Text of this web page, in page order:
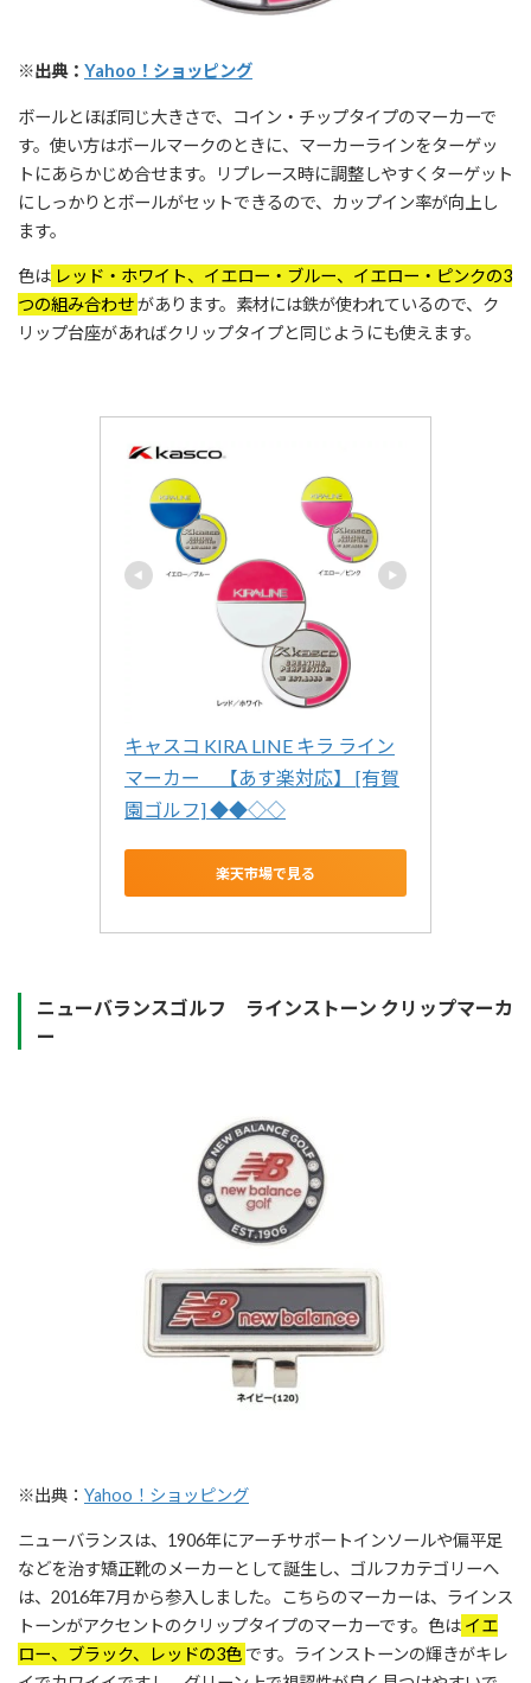
※出典： Yahoo ！ショッピング
ボールとほぼ同じ大きさで、コイン・チップタイプのマーカーで
す。使い方はボールマークのときに、マーカーラインをターゲッ
トにあらかじめ合せます。リプレース時に調整しやすくターゲット
にしっかりとボールがセットできるので、カップイン率が向上し
ます。
色は レッド・ホワイト、イエロー・ブルー、イエロー・ピンクの3
つの組み合わせがあります。素材には鉄が使われているので、ク
リップ台座があればクリップタイプと同じようにも使えます。
キャスコ KIRA LINE キラ ライン
マーカー　【あす楽対応】 [有賀
園ゴルフ] ◆◆◇◇
楽天市場で見る
ニューバランスゴルフ ラインストーン クリップマーカ
ー
※出典： Yahoo！ショッピング
ニューバランスは、1906年にアーチサポートインソールや偏平足
などを治す矯正靴のメーカーとして誕生し、ゴルフカテゴリーへ
は、2016年7月から参入しました。こちらのマーカーは、ラインス
トーンがアクセントのクリップタイプのマーカーです。色は イエ
ロー、ブラック、レッドの3色です。ラインストーンの輝きがキレ